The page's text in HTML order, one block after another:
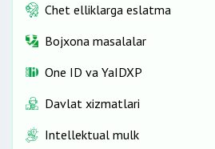
Chet elliklarga eslatma
Bojxona masalalar
One ID vа YaIDXP
Davlat xizmatlari
Intellektual mulk